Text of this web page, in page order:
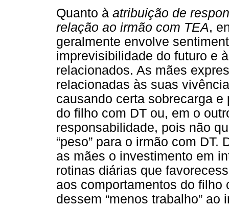
Quanto à atribuição de
relação ao irmão com TEA,
geralmente envolve
imprevisibilidade do futuro e
relacionados. As mães
relacionadas às suas
causando certa sobrecarga
do filho com DT ou, em o
responsabilidade, pois não
“peso” para o irmão com
as mães o investimento em
rotinas diárias que
aos comportamentos do filho
dessem “menos trabalho” ao